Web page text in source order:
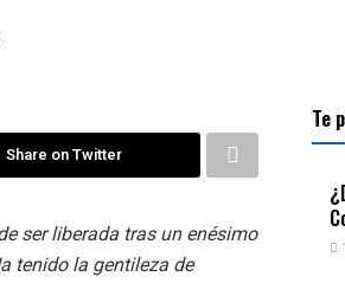
Share on Twitter
ser liberada tras un enésimo
tenido la gentileza de
Te